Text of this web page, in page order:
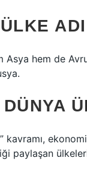
Asya hem de
kavramı,
paylaşan